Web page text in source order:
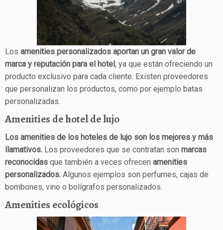
Los amenities personalizados aportan un gran valor de
marca y reputación para el hotel, ya que están ofreciendo un
producto exclusivo para cada cliente. Existen proveedores
que personalizan los productos, como por ejemplo batas
personalizadas.
Amenities de hotel de lujo
Los amenities de los hoteles de lujo son los mejores y más
llamativos. Los proveedores que se contratan son marcas
reconocidas que también a veces ofrecen amenities
personalizados. Algunos ejemplos son perfumes, cajas de
bombones, vino o bolígrafos personalizados.
Amenities ecológicos